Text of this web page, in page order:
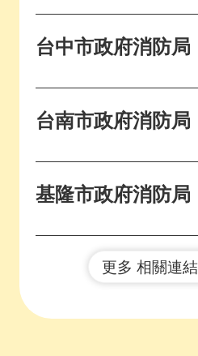
台中市政府消防局
台南市政府消防局
基隆市政府消防局
更多 相關連結